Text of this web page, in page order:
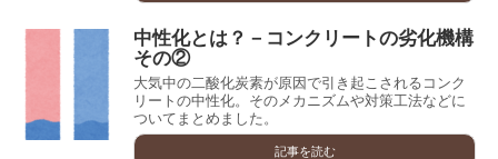
中性化とは？－コンクリートの劣化機構
その②
大気中の二酸化炭素が原因で引き起こされるコンク
リートの中性化。そのメカニズムや対策工法などに
ついてまとめました。
記事を読む